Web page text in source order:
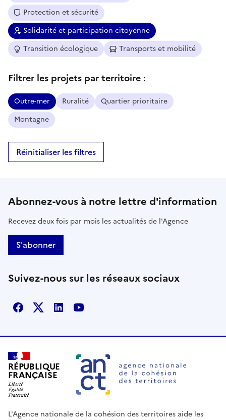
Protection et sécurité
Solidarité et participation citoyenne
Transition écologique
Transports et mobilité
Filtrer les projets par territoire :
Outre-mer Ruralité
Quartier prioritaire
Montagne
Réinitialiser les filtres
Abonnez-vous à notre lettre d'information
Recevez deux fois par mois les actualités de l'Agence
S'abonner
Suivez-nous sur les réseaux sociaux
Facebook
X LinkedinYoutube
RÉPUBLIQUE
FRANÇAISE
L'Agence nationale de la cohésion des territoires aide les